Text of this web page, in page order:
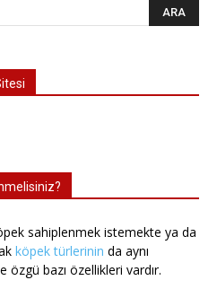
sahiplenmek istemekte ya da
köpek türlerinin da aynı
bazı özellikleri vardır.